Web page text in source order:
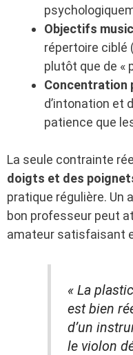
Objectifs
répertoire ciblé
plutôt que de «
Concentration
d’intonation et
patience que
La seule contrainte
doigts et des
pratique régulière. Un
bon professeur peut
amateur satisfaisant
« La
est bien
d’un
le violon